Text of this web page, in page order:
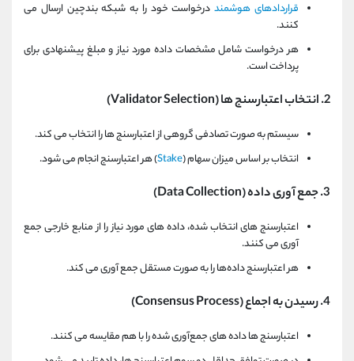
قراردادهای هوشمنددرخواست خود را به شبکه بندچین ارسال می
کنند.
هر درخواست شامل مشخصات داده مورد نیاز و مبلغ پیشنهادی برای
پرداخت است.
2. انتخاب اعتبارسنج ‌ها (Validator Selection)
سیستم به صورت تصادفی گروهی از اعتبارسنج ‌ها را انتخاب می کند.
انتخاب بر اساس میزان سهام (Stake) هر اعتبارسنج انجام می ‌شود.
3. جمع ‌آوری داده (Data Collection)
اعتبارسنج‌ های انتخاب شده، داده ‌های مورد نیاز را از منابع خارجی جمع
‌آوری می‌ کنند.
هر اعتبارسنج داده‌ها را به صورت مستقل جمع ‌آوری می‌ کند.
4. رسیدن به اجماع (Consensus Process)
اعتبارسنج ‌ها داده ‌های جمع‌آوری شده را با هم مقایسه می کنند.